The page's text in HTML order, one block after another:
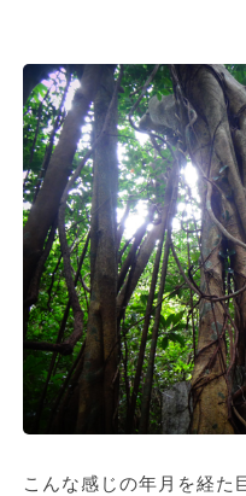
こんな感じの年月を経た